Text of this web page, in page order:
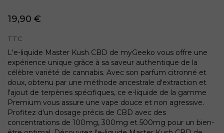
19,90 €
TTC
L'e-liquide Master Kush CBD de myGeeko vous offre une
expérience unique grâce à sa saveur authentique de la
célèbre variété de cannabis. Avec son parfum citronné et
doux, obtenu par une méthode ancestrale d'extraction et
l'ajout de terpènes spécifiques, ce e-liquide de la gamme
Premium vous assure une vape douce et non agressive.
Profitez d'un dosage précis de CBD avec des
concentrations de 100mg, 300mg et 500mg pour un bien-